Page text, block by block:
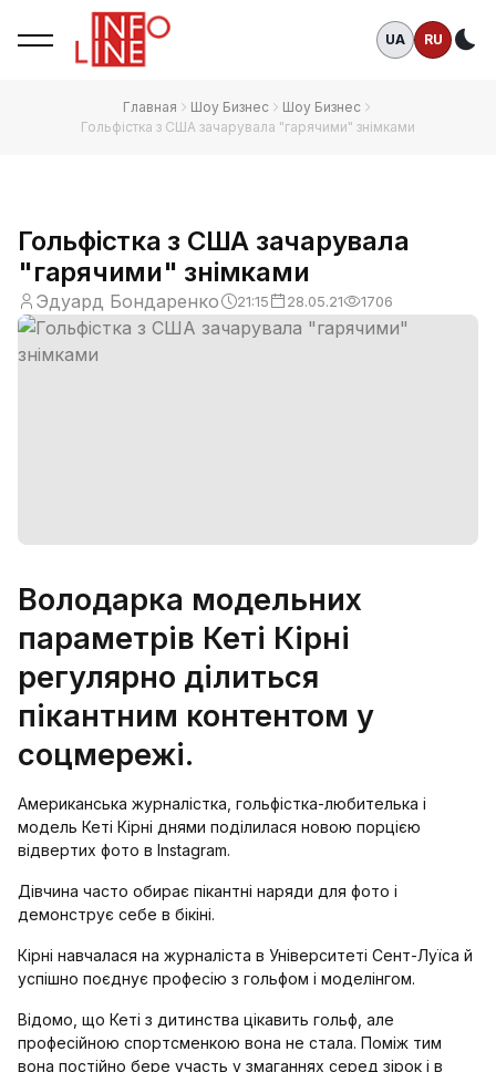
UA RU
Главная Шоу Бизнес
Шоу Бизнес
Гольфістка з США зачарувала "гарячими" знімками
Гольфістка з США зачарувала
"гарячими" знімками
Эдуард Бондаренко 21:15 28.05.21 1706
Володарка модельних
параметрів Кеті Кірні
регулярно ділиться
пікантним контентом у
соцмережі.
Американська журналістка, гольфістка-любителька і
модель Кеті Кірні днями поділилася новою порцією
відвертих фото в Instagram.
Дівчина часто обирає пікантні наряди для фото і
демонструє себе в бікіні.
Кірні навчалася на журналіста в Університеті Сент-Луїса й
успішно поєднує професію з гольфом і моделінгом.
Відомо, що Кеті з дитинства цікавить гольф, але
професійною спортсменкою вона не стала. Поміж тим
вона постійно бере участь у змаганнях серед зірок і в